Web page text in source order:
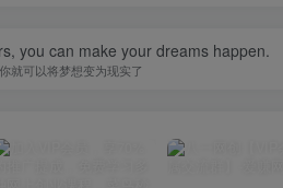
you can make your dreams happen.
就可以将梦想变为现实了